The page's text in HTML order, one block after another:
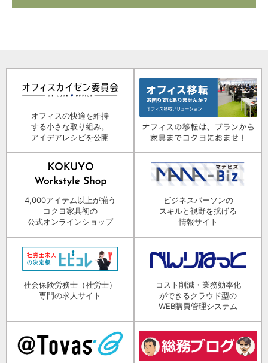
オフィスの快適を維持
する小さな取り組み。
アイデアレシピを公開
4,000アイテム以上が揃う
コクヨ家具初の
公式オンラインショップ
ビジネスパーソンの
スキルと視野を拡げる
情報サイト
社会保険労務士（社労士）
専門の求人サイト
コスト削減・業務効率化
ができるクラウド型の
WEB購買管理システム